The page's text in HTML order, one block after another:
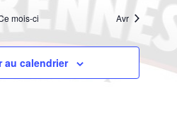
mois-ci Avr
au calendrier